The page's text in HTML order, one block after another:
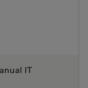
IT